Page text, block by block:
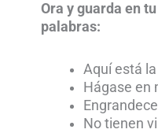
Ora y guarda en
palabras:
Aquí está
Hágase en
No tienen